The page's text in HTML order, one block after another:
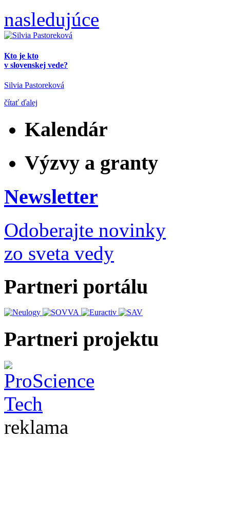
nasledujúce
Kto je kto
v slovenskej vede?
Silvia Pastoreková
čítať ďalej
Kalendár
Výzvy a granty
Newsletter
Odoberajte novinky
zo sveta vedy
Partneri portálu
Partneri projektu
reklama